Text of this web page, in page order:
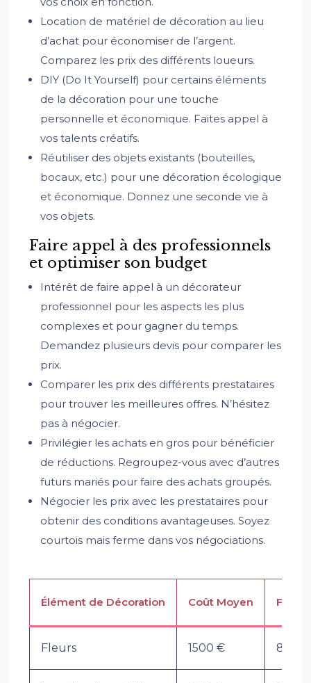
Location de matériel de décoration au lieu
d’achat pour économiser de l’argent.
Comparez les prix des différents loueurs.
DIY (Do It Yourself) pour certains éléments
de la décoration pour une touche
personnelle et économique. Faites appel à
vos talents créatifs.
Réutiliser des objets existants (bouteilles,
bocaux, etc.) pour une décoration écologique
et économique. Donnez une seconde vie à
vos objets.
Faire appel à des professionnels
et optimiser son budget
Intérêt de faire appel à un décorateur
professionnel pour les aspects les plus
complexes et pour gagner du temps.
Demandez plusieurs devis pour comparer les
prix.
Comparer les prix des différents prestataires
pour trouver les meilleures offres. N’hésitez
pas à négocier.
Privilégier les achats en gros pour bénéficier
de réductions. Regroupez-vous avec d’autres
futurs mariés pour faire des achats groupés.
Négocier les prix avec les prestataires pour
obtenir des conditions avantageuses. Soyez
courtois mais ferme dans vos négociations.
Élément de Décoration Coût Moyen
Fleurs 1500 € 800